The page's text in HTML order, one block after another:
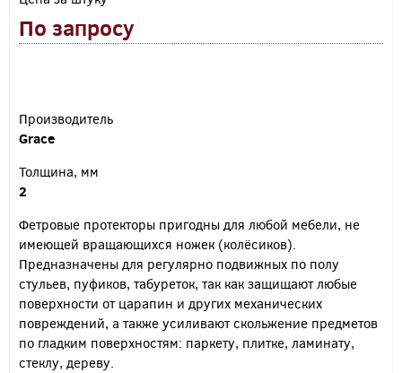
По запросу
Производитель
Grace
Толщина, мм
2
Фетровые протекторы пригодны для любой мебели, не
имеющей вращающихся ножек (колёсиков).
Предназначены для регулярно подвижных по полу
стульев, пуфиков, табуреток, так как защищают любые
поверхности от царапин и других механических
повреждений, а также усиливают скольжение предметов
по гладким поверхностям: паркету, плитке, ламинату,
стеклу, дереву.